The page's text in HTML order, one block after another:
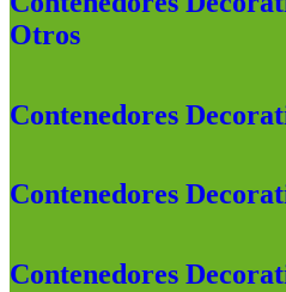
Otros
Contenedores
Contenedores
Contenedores